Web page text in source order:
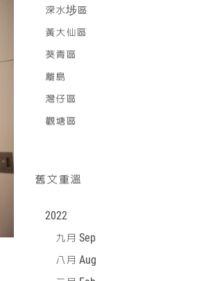
深水埗區
黃大仙區
葵青區
離島
灣仔區
觀塘區
舊文重溫
2022
九月 Sep
八月 Aug